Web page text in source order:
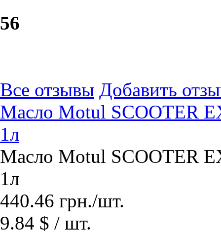
56
Все отзывы Добавить
Масло Motul SCOOTER
1л
Масло Motul SCOOTER
1л
440.46 грн./шт.
9.84 $ / шт.